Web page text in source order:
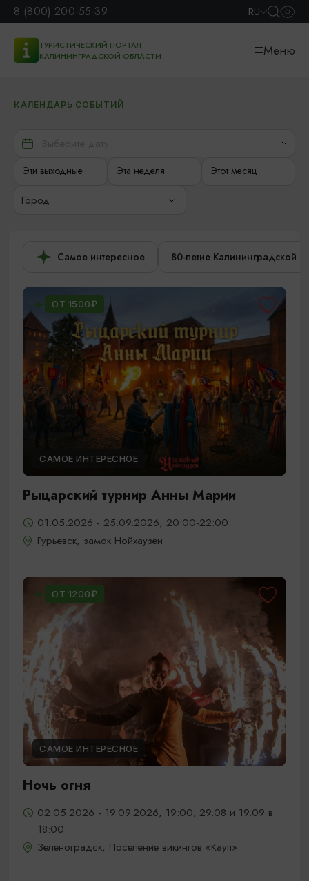
8 (800) 200-55-39 RU
ТУРИСТИЧЕСКИЙ ПОРТАЛ
КАЛИНИНГРАДСКОЙ ОБЛАСТИ
Меню
КАЛЕНДАРЬ СОБЫТИЙ
Эти выходные Эта неделя Этот месяц
Город
Самое интересное 80-летие Калининградской
ОТ 1500₽
САМОЕ ИНТЕРЕСНОЕ
Рыцарский турнир Анны Марии
01.05.2026 - 25.09.2026, 20:00-22:00
Гурьевск, замок Нойхаузен
ОТ 1200₽
САМОЕ ИНТЕРЕСНОЕ
Ночь огня
02.05.2026 - 19.09.2026, 19:00; 29.08 и 19.09 в
18:00
Зеленоградск, Поселение викингов «Кауп»